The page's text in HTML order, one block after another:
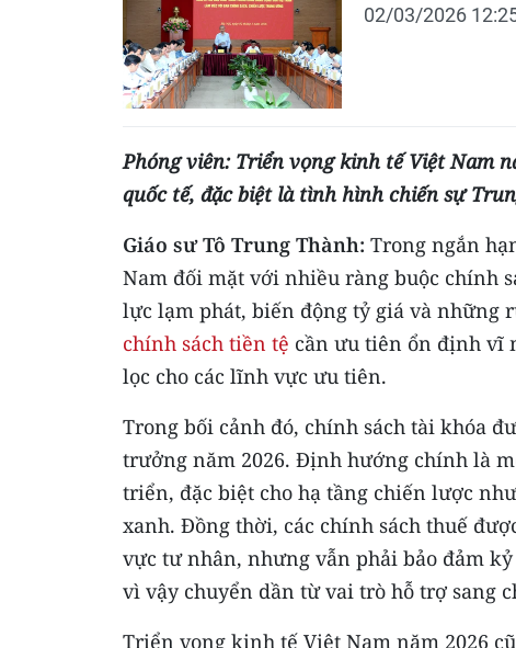
02/03/2026
Phóng viên: Triển vọng kinh tế Việt Nam
quốc tế, đặc biệt là tình hình chiến sự
Giáo sư Tô Trung Thành: Trong ngắn
Nam đối mặt với nhiều ràng buộc chính
lực lạm phát, biến động tỷ giá và những
chính sách tiền tệ cần ưu tiên ổn định vĩ
lọc cho các lĩnh vực ưu tiên.
Trong bối cảnh đó, chính sách tài khóa
trưởng năm 2026. Định hướng chính là
triển, đặc biệt cho hạ tầng chiến lược
xanh. Đồng thời, các chính sách thuế
vực tư nhân, nhưng vẫn phải bảo đảm
vì vậy chuyển dần từ vai trò hỗ trợ sang
Triển vọng kinh tế Việt Nam năm 2026